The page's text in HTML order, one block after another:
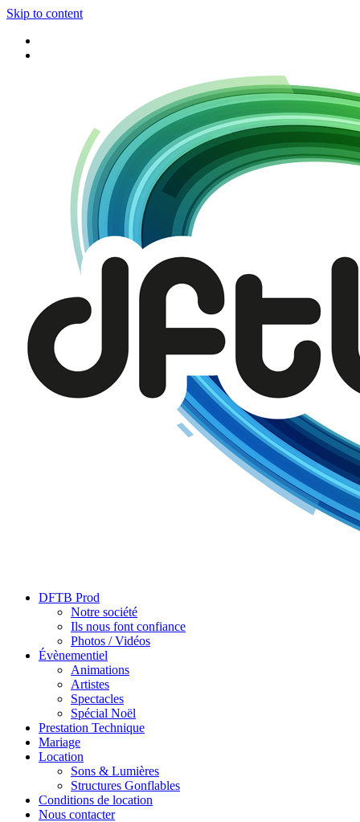
Skip to content
DFTB Prod
Notre société
Ils nous font confiance
Photos / Vidéos
Évènementiel
Animations
Artistes
Spectacles
Spécial Noël
Prestation Technique
Mariage
Location
Sons & Lumières
Structures Gonflables
Conditions de location
Nous contacter